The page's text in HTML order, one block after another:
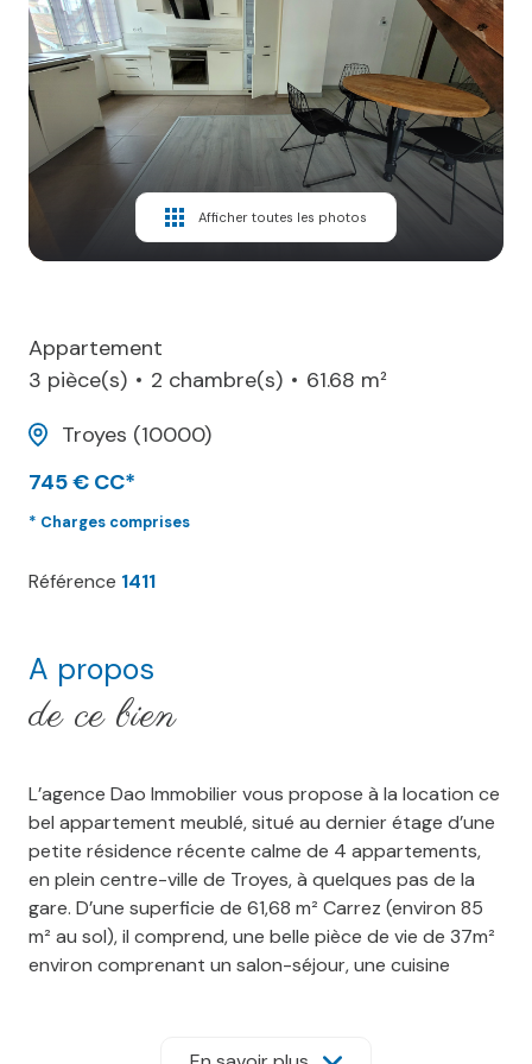
Blog
Enchères
Contactez-
Nous
Afficher toutes les photos
Appartement
3 pièce(s)
2 chambre(s)
61.68 m²
Troyes (10000)
745 € CC*
* Charges comprises
Référence 1411
A propos
de ce bien
L’agence Dao Immobilier vous propose à la location ce
bel appartement meublé, situé au dernier étage d’une
petite résidence récente calme de 4 appartements,
en plein centre-ville de Troyes, à quelques pas de la
gare. D’une superficie de 61,68 m² Carrez (environ 85
m² au sol), il comprend, une belle pièce de vie de 37m²
environ comprenant un salon-séjour, une cuisine